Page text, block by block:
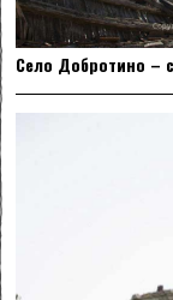
Село Добротино –